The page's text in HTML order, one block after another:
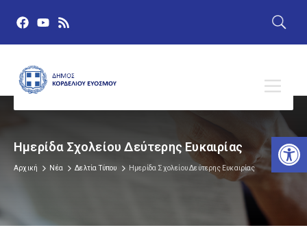
Ημερίδα Σχολείου Δεύτερης Ευκαιρίας
Αρχική Νέα Δελτία Τύπου Ημερίδα Σχολείου Δεύτερης Ευκαιρίας